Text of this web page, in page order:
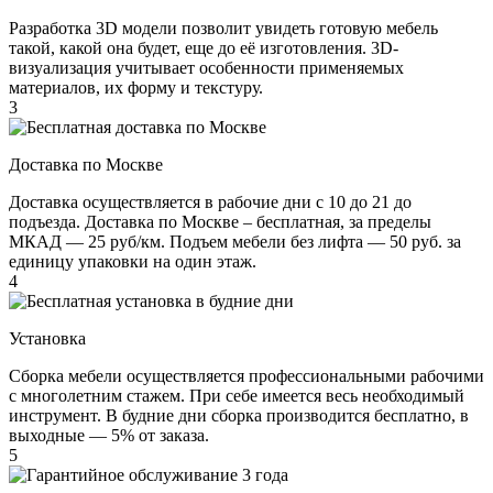
Разработка 3D модели позволит увидеть готовую мебель
такой, какой она будет, еще до её изготовления. 3D-
визуализация учитывает особенности применяемых
материалов, их форму и текстуру.
3
Доставка по Москве
Доставка осуществляется в рабочие дни с 10 до 21 до
подъезда. Доставка по Москве – бесплатная, за пределы
МКАД — 25 руб/км. Подъем мебели без лифта — 50 руб. за
единицу упаковки на один этаж.
4
Установка
Сборка мебели осуществляется профессиональными рабочими
с многолетним стажем. При себе имеется весь необходимый
инструмент. В будние дни сборка производится бесплатно, в
выходные — 5% от заказа.
5